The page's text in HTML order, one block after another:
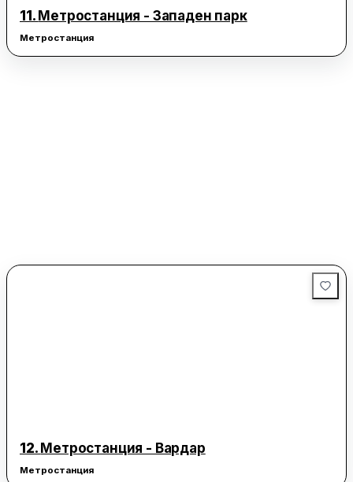
11. Метростанция - Западен парк
Метростанция
12. Метростанция - Вардар
Метростанция